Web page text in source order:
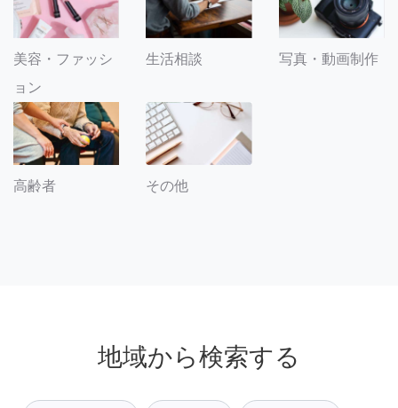
美容・ファッシ
ョン
生活相談 写真・動画制作
高齢者 その他
地域から検索する